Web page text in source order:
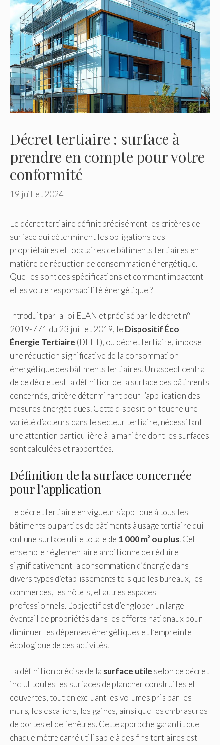
Décret tertiaire : surface à
prendre en compte pour votre
conformité
19 juillet 2024
Le décret tertiaire définit précisément les critères de
surface qui déterminent les obligations des
propriétaires et locataires de bâtiments tertiaires en
matière de réduction de consommation énergétique.
Quelles sont ces spécifications et comment impactent-
elles votre responsabilité énergétique ?
Introduit par la loi ELAN et précisé par le décret n°
2019-771 du 23 juillet 2019, le Dispositif Éco
Énergie Tertiaire (DEET), ou décret tertiaire, impose
une réduction significative de la consommation
énergétique des bâtiments tertiaires. Un aspect central
de ce décret est la définition de la surface des bâtiments
concernés, critère déterminant pour l’application des
mesures énergétiques. Cette disposition touche une
variété d’acteurs dans le secteur tertiaire, nécessitant
une attention particulière à la manière dont les surfaces
sont calculées et rapportées.
Définition de la surface concernée
pour l’application
Le décret tertiaire en vigueur s’applique à tous les
bâtiments ou parties de bâtiments à usage tertiaire qui
ont une surface utile totale de 1 000 m² ou plus. Cet
ensemble réglementaire ambitionne de réduire
significativement la consommation d’énergie dans
divers types d’établissements tels que les bureaux, les
commerces, les hôtels, et autres espaces
professionnels. L’objectif est d’englober un large
éventail de propriétés dans les efforts nationaux pour
diminuer les dépenses énergétiques et l’empreinte
écologique de ces activités.
La définition précise de la surface utile selon ce décret
inclut toutes les surfaces de plancher construites et
couvertes, tout en excluant les volumes pris par les
murs, les escaliers, les gaines, ainsi que les embrasures
de portes et de fenêtres. Cette approche garantit que
chaque mètre carré utilisable à des fins tertiaires est